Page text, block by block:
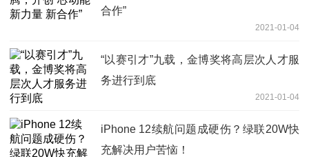
合作”
2021-01-04
“以赛引才”九载，金博奖将高层次人才服
务进行到底
2021-01-04
iPhone 12续航问题成硬伤？绿联20W快
充解决用户苦恼！